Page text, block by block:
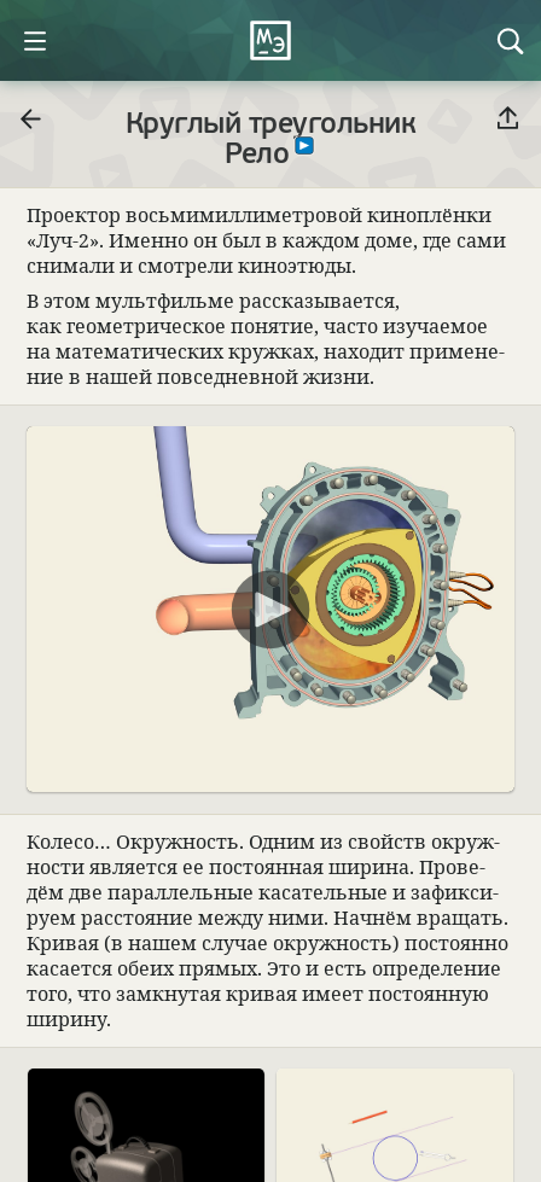
Круглый треугольник
Рело
Про­ек­тор восьми­мил­лимет­ро­вой кино­плёнки
«Луч-2». Именно он был в каж­дом доме, где сами
снимали и смот­рели киноэтюды.
В этом мультфильме рас­ска­зы­ва­ется,
как геомет­ри­че­ское поня­тие, часто изу­ча­емое
на матема­ти­че­ских круж­ках, нахо­дит при­ме­не­
ние в нашей повсе­днев­ной жизни.
Колесо… Окруж­ность. Одним из свойств окруж­
но­сти явля­ется ее посто­ян­ная ширина. Про­ве­
дём две парал­лель­ные каса­тель­ные и зафик­си­
руем рас­сто­я­ние между ними. Нач­нём вращать.
Кри­вая (в нашем слу­чае окруж­ность) посто­янно
каса­ется обеих прямых. Это и есть опре­де­ле­ние
того, что замкну­тая кри­вая имеет посто­ян­ную
ширину.